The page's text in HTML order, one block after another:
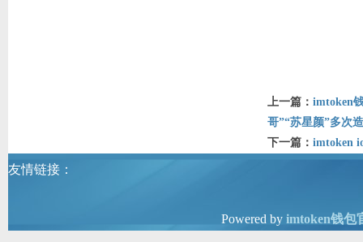
上一篇： imtoken
哥”“苏星颜”多次
下一篇： imtoken
友情链接：
Powered by imtoken钱包